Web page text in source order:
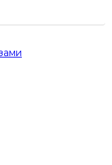
спосіб, що